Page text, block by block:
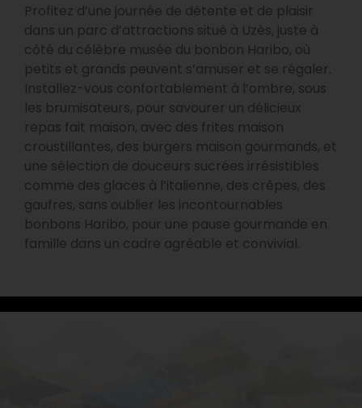
Profitez d’une journée de détente et de plaisir
dans un parc d’attractions situé à Uzès, juste à
côté du célèbre musée du bonbon Haribo, où
petits et grands peuvent s’amuser et se régaler.
Installez-vous confortablement à l’ombre, sous
les brumisateurs, pour savourer un délicieux
repas fait maison, avec des frites maison
croustillantes, des burgers maison gourmands, et
une sélection de douceurs sucrées irrésistibles
comme des glaces à l’italienne, des crêpes, des
gaufres, sans oublier les incontournables
bonbons Haribo, pour une pause gourmande en
famille dans un cadre agréable et convivial.